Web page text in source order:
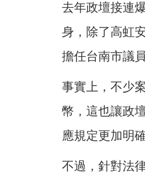
去年政壇接連
身，除了高虹
擔任台南市議
事實上，不少
幣，這也讓政
應規定更加明
不過，針對法